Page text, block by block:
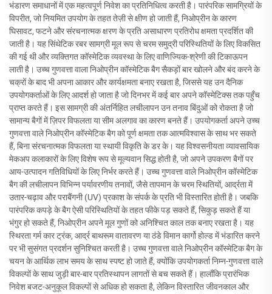
भंडारण समाधानों में एक महत्वपूर्ण निवेश का प्रतिनिधित्व करती है। पारंपरिक सामग्रियों के
विपरीत, जो नियमित उपयोग के तहत तेज़ी से क्षीण हो जाती हैं, निओप्रीन के कारण
घिसावट, फटने और संरचनात्मक क्षरण के प्रति असाधारण प्रतिरोध क्षमता प्रदर्शित की
जाती है। यह सिंथेटिक रबर सामग्री मूल रूप से चरम समुद्री परिस्थितियों के लिए विकसित
की गई थी और व्यक्तिगत कॉस्मेटिक व्यवस्था के लिए वाणिज्यिक-श्रेणी की टिकाऊपन
लाती है। उच्च गुणवत्ता वाला निओप्रीन कॉस्मेटिक बैग सैकड़ों बार खोलने और बंद करने के
चक्रों के बाद भी अपना आकार और कार्यक्षमता बनाए रखता है, जिससे यह उन दैनिक
उपयोगकर्ताओं के लिए आदर्श हो जाता है जो दिनभर में कई बार अपने कॉस्मेटिक्स तक पहुँच
प्राप्त करते हैं। इस सामग्री की अंतर्निहित लचीलापन उन तनाव बिंदुओं को रोकता है जो
सामान्य बैगों में ज़िपर विफलता या सीम अलगाव का कारण बनते हैं। उपयोगकर्ता अपने उच्च
गुणवत्ता वाले निओप्रीन कॉस्मेटिक बैग को पूर्ण क्षमता तक आत्मविश्वास के साथ भर सकते
हैं, बिना संरचनात्मक विफलता या स्थायी विकृति के डर के। यह विश्वसनीयता व्यावसायिक
मेकअप कलाकारों के लिए विशेष रूप से मूल्यवान सिद्ध होती है, जो अपने उपकरण बैगों पर
आय-उत्पादन गतिविधियों के लिए निर्भर करते हैं। उच्च गुणवत्ता वाले निओप्रीन कॉस्मेटिक
बैग की लचीलापन विभिन्न पर्यावरणीय तनावों, जैसे तापमान के चरम स्थितियों, आर्द्रता में
उतार-चढ़ाव और पराबैंगनी (UV) प्रकाश के संपर्क के प्रति भी विस्तारित होती है। जबकि
पारंपरिक कपड़े के बैग ऐसी परिस्थितियों के तहत फीके पड़ सकते हैं, सिकुड़ सकते हैं या
भंगुर हो सकते हैं, निओप्रीन अपने मूल गुणों को अनिश्चित काल तक बनाए रखता है। यह
स्थिरता गर्म कार ट्रंक, आर्द्र बाथरूम वातावरण या ठंडे विमान कार्गो होल्ड में भंडारित करने
पर भी सुसंगत प्रदर्शन सुनिश्चित करती है। उच्च गुणवत्ता वाले निओप्रीन कॉस्मेटिक बैग के
चयन के आर्थिक लाभ समय के साथ स्पष्ट हो जाते हैं, क्योंकि उपयोगकर्ता निम्न-गुणवत्ता वाले
विकल्पों के साथ जुड़ी बार-बार प्रतिस्थापन लागतों से बच सकते हैं। हालाँकि प्रारंभिक
निवेश बजट-अनुकूल विकल्पों से अधिक हो सकता है, लेकिन विस्तारित जीवनकाल और